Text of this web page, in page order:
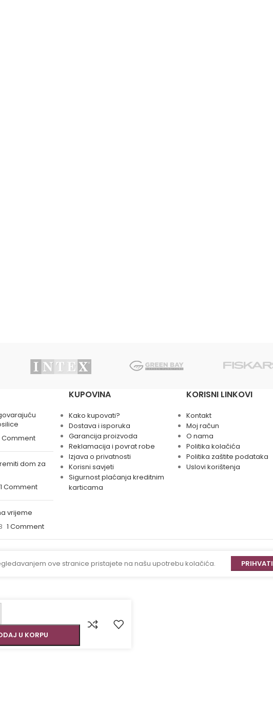
Comment
dom za
1 Comment
vrijeme
1 Comment
KUPOVINA
Kako kupovati?
Dostava i isporuka
Garancija proizvoda
Reklamacija i povrat robe
Izjava o privatnosti
Korisni savjeti
Sigurnost plaćanja kreditnim
karticama
KORISNI LINKOVI
Kontakt
Moj račun
O nama
Politika kolačića
Politika zaštite podataka
Uslovi korištenja
ove stranice pristajete na našu upotrebu kolačića.
PRIHVATI
U KORPU